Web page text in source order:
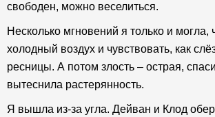
свободен, можно веселиться.
Несколько мгновений я только и могла,
холодный воздух и чувствовать, как
ресницы. А потом злость – острая,
вытеснила растерянность.
Я вышла из-за угла. Дейван и Клод